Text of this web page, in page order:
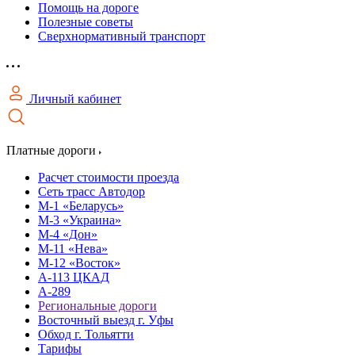
Помощь на дороге
Полезные советы
Сверхнормативный транспорт
Личный кабинет
Платные дороги
Расчет стоимости проезда
Сеть трасс Автодор
М-1 «Беларусь»
М-3 «Украина»
М-4 «Дон»
М-11 «Нева»
М-12 «Восток»
А-113 ЦКАД
А-289
Региональные дороги
Восточный выезд г. Уфы
Обход г. Тольятти
Тарифы